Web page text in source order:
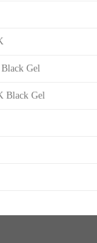
Gel
Black Gel